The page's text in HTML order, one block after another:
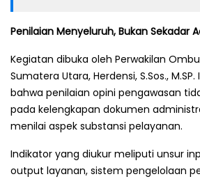
Penilaian Menyeluruh, Bukan Sekadar
Kegiatan dibuka oleh Perwakilan
Sumatera Utara, Herdensi, S.Sos.,
bahwa penilaian opini pengawasan
pada kelengkapan dokumen
menilai aspek substansi pelayanan.
Indikator yang diukur meliputi unsur
output layanan, sistem pengelolaan